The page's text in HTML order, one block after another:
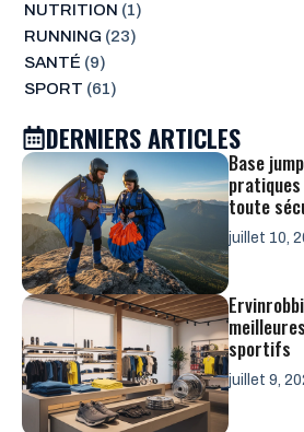
NUTRITION (1)
RUNNING (23)
SANTÉ (9)
SPORT (61)
DERNIERS ARTICLES
Base
toute
juillet 10,
sportifs
juillet 9,